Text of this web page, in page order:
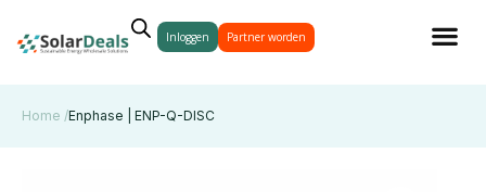
Inloggen Partner worden
Home /Enphase | ENP-Q-DISC